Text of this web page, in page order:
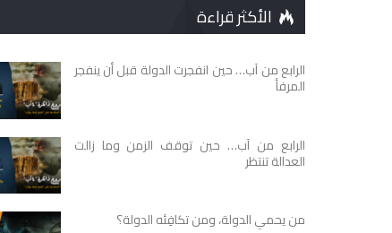
الأكثر قراءة
الرابع من آب… حين انفجرت الدولة قبل أن ينفجر
المرفأ
الرابع من آب… حين توقف الزمن وما زالت
العدالة تنتظر
من يحمي الدولة، ومن تكافِئه الدولة؟